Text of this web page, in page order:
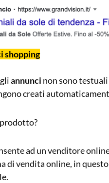
shopping
annunci non sono
creati
prodotto?
ad un venditore
di vendita online, in